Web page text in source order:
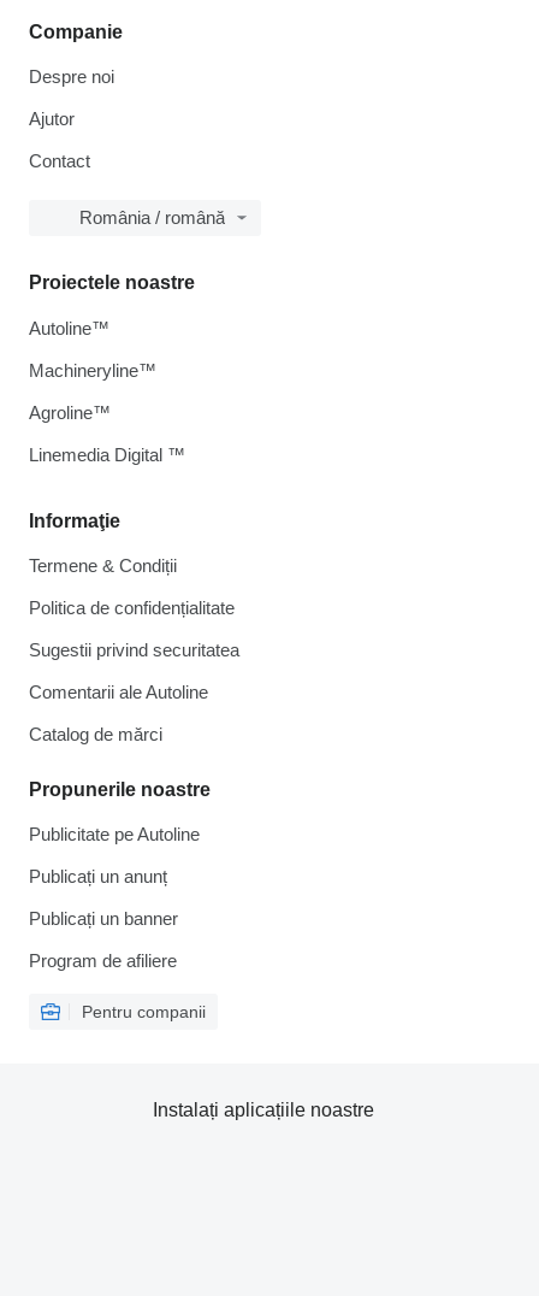
Companie
Despre noi
Ajutor
Contact
România / română
Informaţie
Termene & Condiții
Politica de confidențialitate
Sugestii privind securitatea
Comentarii ale Autoline
Catalog de mărcі
Propunerile noastre
Publicitate pe Autoline
Publicați un anunț
Publicați un banner
Program de afiliere
Pentru companii
Proiectele noastre
Autoline™
Machineryline™
Agroline™
Linemedia Digital ™
Instalați aplicațiile noastre